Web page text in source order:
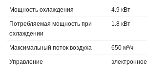
Мощность охлаждения 4.9 кВт
Потребляемая мощность при
охлаждении
1.8 кВт
Максимальный поток воздуха 650 м³/ч
Управление электронное